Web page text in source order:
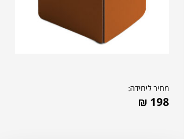
מחיר ליחידה:
₪ 198